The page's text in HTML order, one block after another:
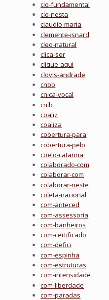
cio-fundamental
cio-nesta
claudio-maria
clemente-isnard
cleo-natural
clica-ser
clique-aqui
clovis-andrade
cnbb
cnica-vocal
cnlb
coaliz
coaliza
cobertura-para
cobertura-pelo
coelo-catarina
colaborado-com
colaborar-com
colaborar-neste
coleta-nacional
com-anteced
com-assessoria
com-banheiros
com-certificado
com-defici
com-espinha
com-estruturas
com-intensidade
com-liberdade
com-paradas